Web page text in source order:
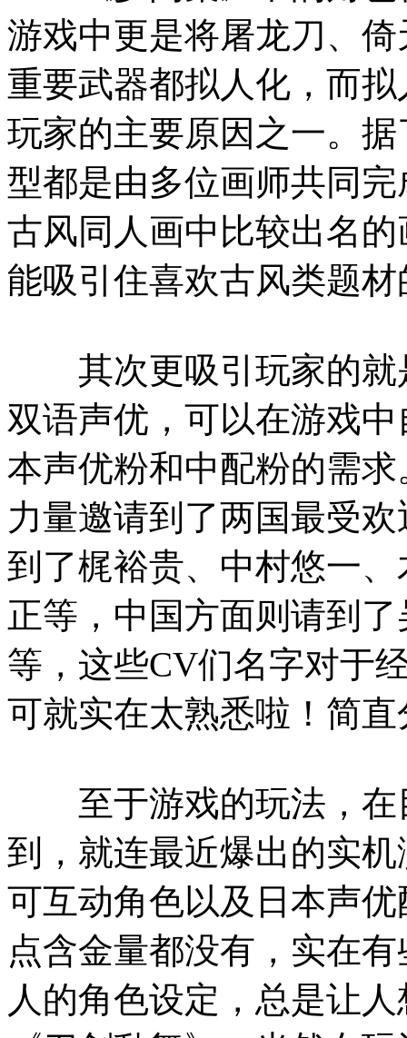
游戏中更是将屠龙刀、
重要武器都拟人化，而
玩家的主要原因之一。
型都是由多位画师共同
古风同人画中比较出名
能吸引住喜欢古风类题
其次更吸引玩家的就
双语声优，可以在游戏
本声优粉和中配粉的需
力量邀请到了两国最受
到了梶裕贵、中村悠一
正等，中国方面则请到
等，这些CV们名字对于
可就实在太熟悉啦！简
至于游戏的玩法，在
到，就连最近爆出的实
可互动角色以及日本声
点含金量都没有，实在
人的角色设定，总是让